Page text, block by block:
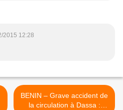
2015 12:28
BENIN – Grave accident de
la circulation à Dassa :